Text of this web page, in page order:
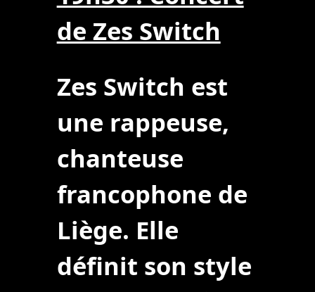
de Zes Switch
Zes Switch est
une rappeuse,
chanteuse
francophone de
Liège. Elle
définit son style